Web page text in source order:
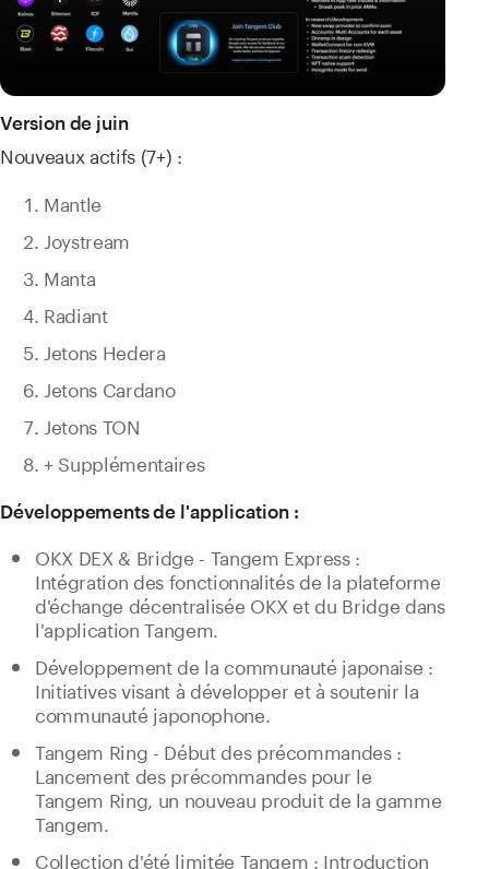
Version de juin
Nouveaux actifs (7+) :
Mantle
Joystream
Manta
Radiant
Jetons Hedera
Jetons Cardano
Jetons TON
+ Supplémentaires
Développements de l'application :
OKX DEX & Bridge - Tangem Express :
Intégration des fonctionnalités de la plateforme
d'échange décentralisée OKX et du Bridge dans
l'application Tangem.
Développement de la communauté japonaise :
Initiatives visant à développer et à soutenir la
communauté japonophone.
Tangem Ring - Début des précommandes :
Lancement des précommandes pour le
Tangem Ring, un nouveau produit de la gamme
Tangem.
Collection d'été limitée Tangem : Introduction